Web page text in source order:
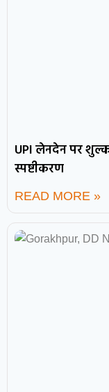
UPI लेनदेन पर
स्पष्टीकरण
READ MORE »